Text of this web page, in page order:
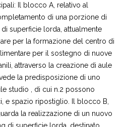
Il blocco A, relativo al
di una porzione di
superficie lorda, attualmente
per la formazione del centro di
per il sostegno di nuove
attraverso la creazione di aule
la predisposizione di uno
studio , di cui n.2 possono
e spazio ripostiglio. Il blocco B,
la realizzazione di un nuovo
di superficie lorda, destinato